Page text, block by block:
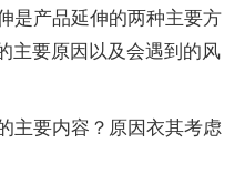
产品延伸的两种主要方
主要原因以及会遇到的风
要内容？原因衣其考虑